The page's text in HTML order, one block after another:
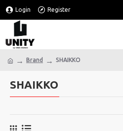
Login Register
Brand SHAIKKO
SHAIKKO